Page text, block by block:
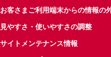
お客さまご利用端末からの情報の
見やすさ・使いやすさの調整
サイトメンテナンス情報